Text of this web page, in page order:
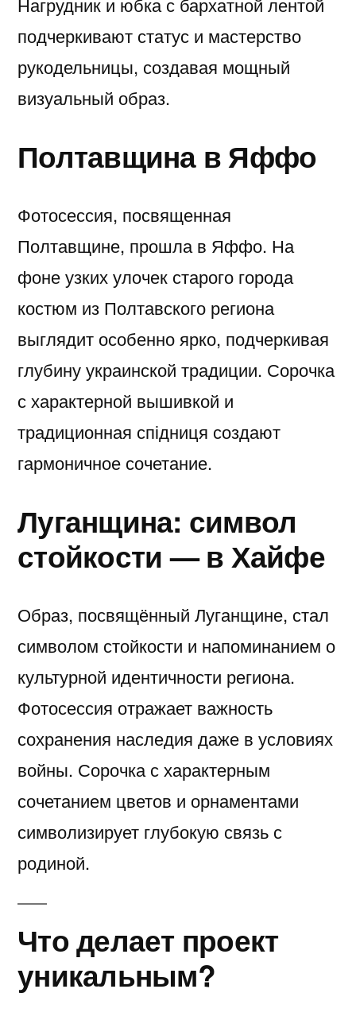
подчеркивают статус и мастерство
рукодельницы, создавая мощный
визуальный образ.
Полтавщина в Яффо
Фотосессия, посвященная
Полтавщине, прошла в Яффо. На
фоне узких улочек старого города
костюм из Полтавского региона
выглядит особенно ярко, подчеркивая
глубину украинской традиции. Сорочка
с характерной вышивкой и
традиционная спідниця создают
гармоничное сочетание.
Луганщина: символ
стойкости — в Хайфе
Образ, посвящённый Луганщине, стал
символом стойкости и напоминанием о
культурной идентичности региона.
Фотосессия отражает важность
сохранения наследия даже в условиях
войны. Сорочка с характерным
сочетанием цветов и орнаментами
символизирует глубокую связь с
родиной.
Что делает проект
уникальным?